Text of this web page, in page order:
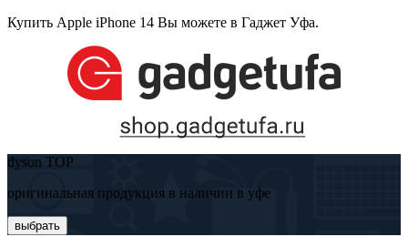
Купить Apple iPhone 14 Вы можете в Гаджет Уфа.
dyson TOP
оригинальная продукция в наличии в уфе
выбрать